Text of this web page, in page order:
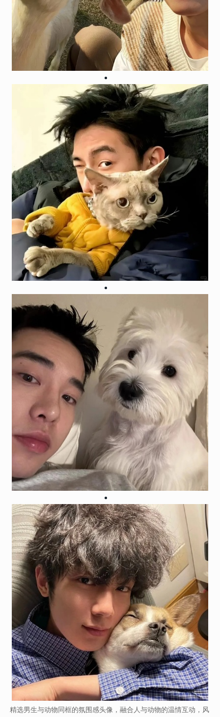
精选男生与动物同框的氛围感头像，融合人与动物的温情互动，风